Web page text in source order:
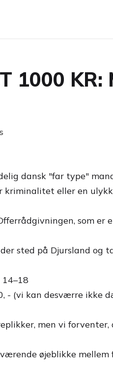
1000
dansk "far type"
eller en
som
sted på Djursland og
14–18
- (vi kan desværre ikke
men vi
øjeblikke mellem